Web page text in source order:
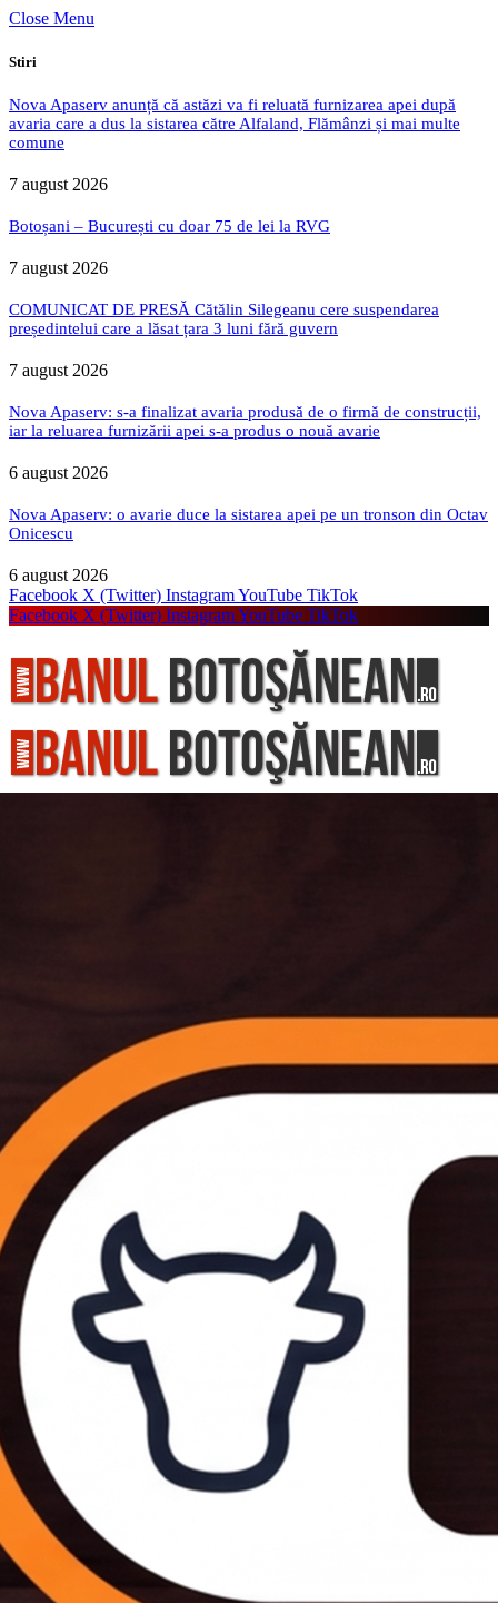
Close Menu
Stiri
Nova Apaserv anunță că astăzi va fi reluată furnizarea apei după
avaria care a dus la sistarea către Alfaland, Flămânzi și mai multe
comune
7 august 2026
Botoșani – București cu doar 75 de lei la RVG
7 august 2026
COMUNICAT DE PRESĂ Cătălin Silegeanu cere suspendarea
președintelui care a lăsat țara 3 luni fără guvern
7 august 2026
Nova Apaserv: s-a finalizat avaria produsă de o firmă de construcții,
iar la reluarea furnizării apei s-a produs o nouă avarie
6 august 2026
Nova Apaserv: o avarie duce la sistarea apei pe un tronson din Octav
Onicescu
6 august 2026
Facebook X (Twitter) InstagramYouTube TikTok
Facebook X (Twitter) InstagramYouTube TikTok